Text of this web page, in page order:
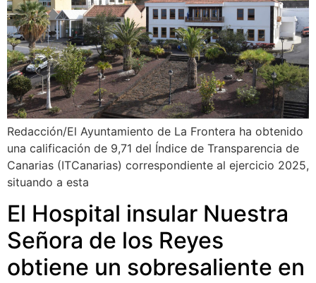
Redacción/El Ayuntamiento de La Frontera ha obtenido
una calificación de 9,71 del Índice de Transparencia de
Canarias (ITCanarias) correspondiente al ejercicio 2025,
situando a esta
El Hospital insular Nuestra
Señora de los Reyes
obtiene un sobresaliente en